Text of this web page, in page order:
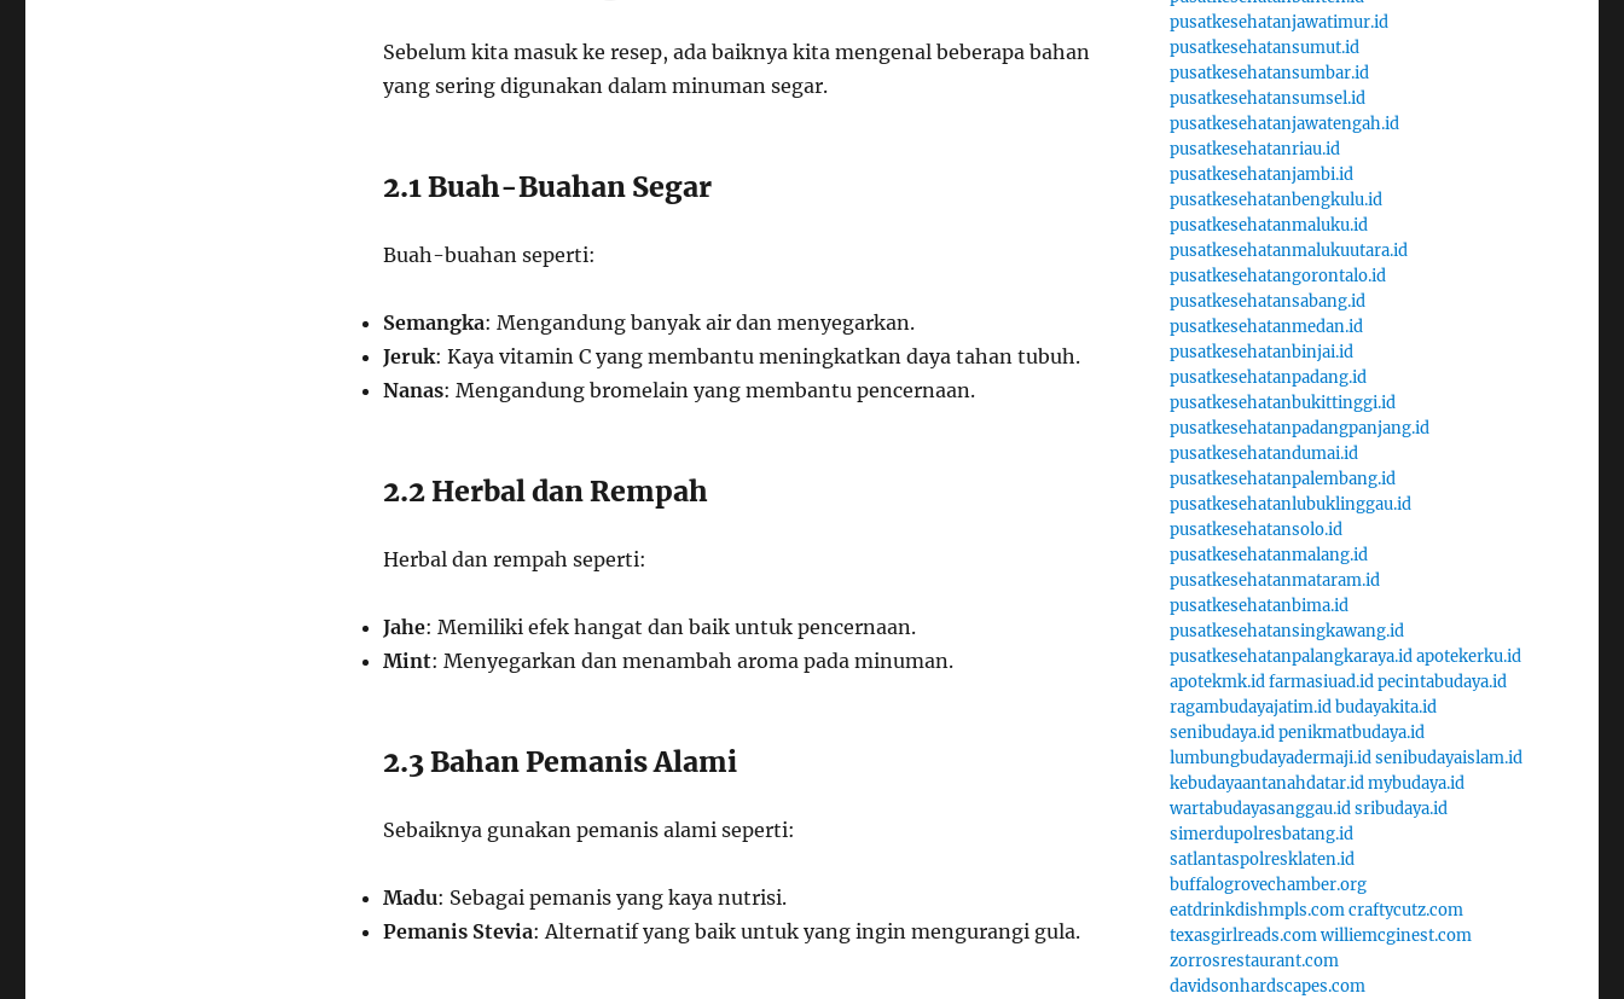
Sebelum kita masuk ke resep, ada baiknya kita mengenal beberapa bahan
yang sering digunakan dalam minuman segar.
2.1 Buah-Buahan Segar
Buah-buahan seperti:
Semangka: Mengandung banyak air dan menyegarkan.
Jeruk: Kaya vitamin C yang membantu meningkatkan daya tahan tubuh.
Nanas: Mengandung bromelain yang membantu pencernaan.
2.2 Herbal dan Rempah
Herbal dan rempah seperti:
Jahe: Memiliki efek hangat dan baik untuk pencernaan.
Mint: Menyegarkan dan menambah aroma pada minuman.
2.3 Bahan Pemanis Alami
Sebaiknya gunakan pemanis alami seperti:
Madu: Sebagai pemanis yang kaya nutrisi.
Pemanis Stevia: Alternatif yang baik untuk yang ingin mengurangi gula.
pusatkesehatanjawatimur.id
pusatkesehatansumut.id
pusatkesehatansumbar.id
pusatkesehatansumsel.id
pusatkesehatanjawatengah.id
pusatkesehatanriau.id
pusatkesehatanjambi.id
pusatkesehatanbengkulu.id
pusatkesehatanmaluku.id
pusatkesehatanmalukuutara.id
pusatkesehatangorontalo.id
pusatkesehatansabang.id
pusatkesehatanmedan.id
pusatkesehatanbinjai.id
pusatkesehatanpadang.id
pusatkesehatanbukittinggi.id
pusatkesehatanpadangpanjang.id
pusatkesehatandumai.id
pusatkesehatanpalembang.id
pusatkesehatanlubuklinggau.id
pusatkesehatansolo.id
pusatkesehatanmalang.id
pusatkesehatanmataram.id
pusatkesehatanbima.id
pusatkesehatansingkawang.id
pusatkesehatanpalangkaraya.idapotekerku.id
apotekmk.idfarmasiuad.idpecintabudaya.id
ragambudayajatim.idbudayakita.id
senibudaya.idpenikmatbudaya.id
lumbungbudayadermaji.idsenibudayaislam.id
kebudayaantanahdatar.idmybudaya.id
wartabudayasanggau.idsribudaya.id
simerdupolresbatang.id
satlantaspolresklaten.id
buffalogrovechamber.org
eatdrinkdishmpls.comcraftycutz.com
texasgirlreads.comwilliemcginest.com
zorrosrestaurant.com
davidsonhardscapes.com